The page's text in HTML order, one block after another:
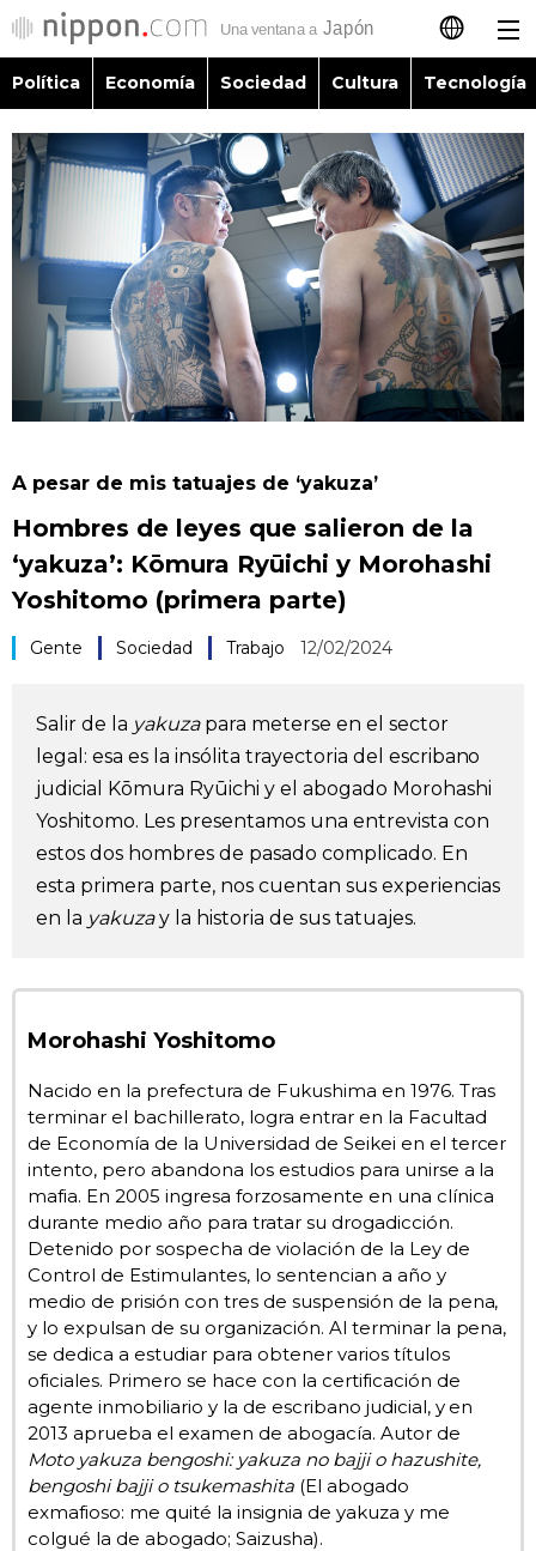
日本語
English
简体字
繁體字
Français
العربية
Política
Economía
Sociedad
Vida
Guía de Japón
En profundidad
Más
Noticias
Fragmentos de Japón
Gente
Blog
Tokio
Avisos
official SNS
Política Economía Sociedad Cultura Tecnología
A pesar de mis tatuajes de ‘yakuza’
Hombres de leyes que salieron de la
‘yakuza’: Kōmura Ryūichi y Morohashi
Yoshitomo (primera parte)
Gente Sociedad Trabajo 12/02/2024
Salir de la yakuzapara meterse en el sector
legal: esa es la insólita trayectoria del escribano
judicial Kōmura Ryūichi y el abogado Morohashi
Yoshitomo. Les presentamos una entrevista con
estos dos hombres de pasado complicado. En
esta primera parte, nos cuentan sus experiencias
en la yakuzay la historia de sus tatuajes.
Morohashi Yoshitomo
Nacido en la prefectura de Fukushima en 1976. Tras
terminar el bachillerato, logra entrar en la Facultad
de Economía de la Universidad de Seikei en el tercer
intento, pero abandona los estudios para unirse a la
mafia. En 2005 ingresa forzosamente en una clínica
durante medio año para tratar su drogadicción.
Detenido por sospecha de violación de la Ley de
Control de Estimulantes, lo sentencian a año y
medio de prisión con tres de suspensión de la pena,
y lo expulsan de su organización. Al terminar la pena,
se dedica a estudiar para obtener varios títulos
oficiales. Primero se hace con la certificación de
agente inmobiliario y la de escribano judicial, y en
2013 aprueba el examen de abogacía. Autor de
Moto yakuza bengoshi: yakuza no bajji o hazushite,
bengoshi bajji o tsukemashita(El abogado
exmafioso: me quité la insignia de yakuza y me
colgué la de abogado; Saizusha).